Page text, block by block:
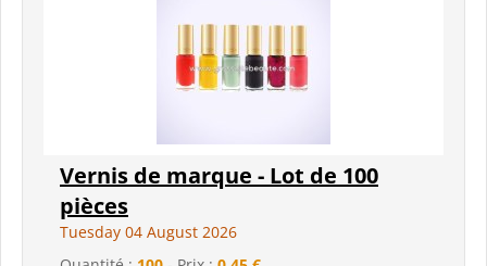
Vernis de marque - Lot de 100
pièces
Tuesday 04 August 2026